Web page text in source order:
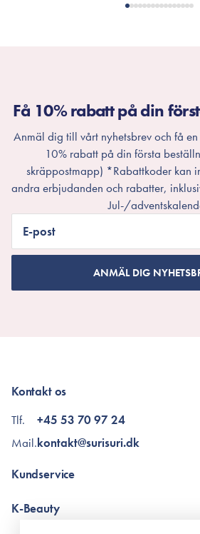
Få 10% rabatt på din
Anmäl dig till vårt nyhetsbrev och få
10% rabatt på din första
skräppostmapp) *Rabattkoder kan
andra erbjudanden och rabatter,
Jul-/
E-post
ANMÄL DIG
Kontakt os
Tlf.
Mail.
+45 53 70 97 24
kontakt@surisuri.dk
Kundservice
Poängshop - frågor och svar
K-Beauty